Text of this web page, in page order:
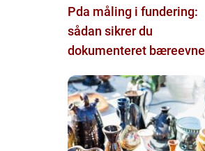
Pda måling i fundering:
sådan sikrer du
dokumenteret bæreevne